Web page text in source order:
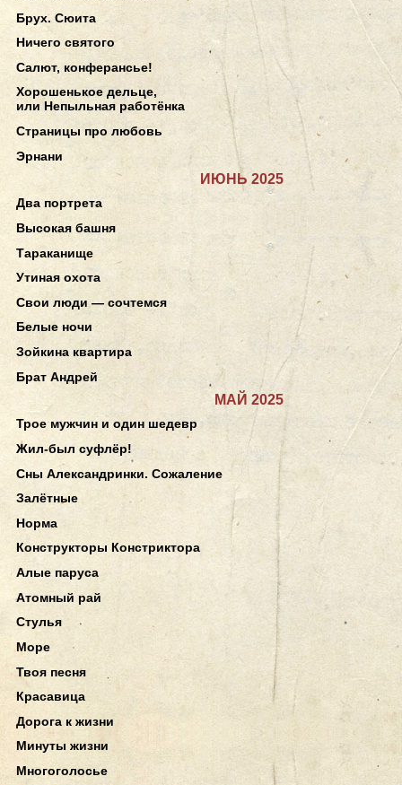
Брух. Сюита
Ничего святого
Салют, конферансье!
Хорошенькое дельце,
или Непыльная работёнка
Страницы про любовь
Эрнани
ИЮНЬ 2025
Два портрета
Высокая башня
Тараканище
Утиная охота
Свои люди — сочтемся
Белые ночи
Зойкина квартира
Брат Андрей
МАЙ 2025
Трое мужчин и один шедевр
Жил-был суфлёр!
Сны Александринки. Сожаление
Залётные
Норма
Конструкторы Констриктора
Алые паруса
Атомный рай
Стулья
Море
Твоя песня
Красавица
Дорога к жизни
Минуты жизни
Многоголосье